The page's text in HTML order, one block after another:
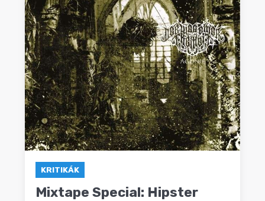
KULT
MÁSVILÁG
BLOG
KRITIKÁK
Mixtape Special: Hipster